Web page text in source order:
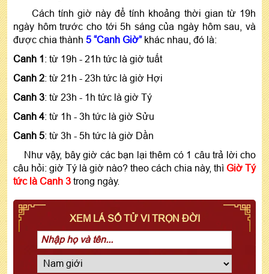
Cách tính giờ này để tính khoảng thời gian từ 19h
ngày hôm trước cho tới 5h sáng của ngày hôm sau, và
được chia thành 5 “Canh Giờ”khác nhau, đó là:
Canh 1: từ 19h - 21h tức là giờ tuất
Canh 2: từ 21h - 23h tức là giờ Hợi
Canh 3: từ 23h - 1h tức là giờ Tý
Canh 4: từ 1h - 3h tức là giờ Sửu
Canh 5: từ 3h - 5h tức là giờ Dần
Như vậy, bây giờ các bạn lại thêm có 1 câu trả lời cho
câu hỏi: giờ Tý là giờ nào? theo cách chia này, thì Giờ Tý
tức là Canh 3 trong ngày.
XEM LÁ SỐ TỬ VI TRỌN ĐỜI